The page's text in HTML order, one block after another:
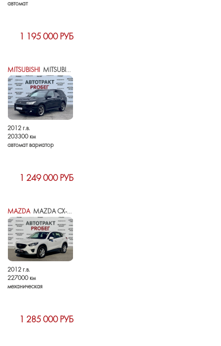
автомат
1 195 000 РУБ
MITSUBISHI MITSUBISHI OUTLANDER III
2012 г.в.
203300 км
автомат вариатор
1 249 000 РУБ
MAZDAMAZDA CX-5 I
2012 г.в.
227000 км
механическая
1 285 000 РУБ